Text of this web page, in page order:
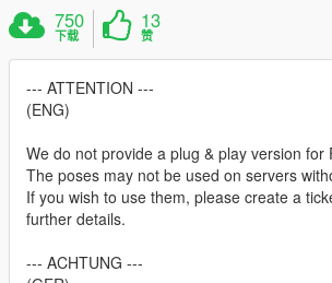
750
下载
13
赞
--- ATTENTION ---
(ENG)
We do not provide a plug & play version for
The poses may not be used on servers
If you wish to use them, please create a
further details.
--- ACHTUNG ---